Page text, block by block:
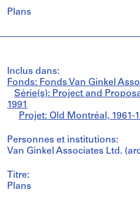
Plans
Inclus dans:
Fonds: Fonds Van Ginkel
Série(s): Project and
1991
Projet: Old Montréal, 1961-
Personnes et institutions:
Van Ginkel Associates Ltd.
Titre:
Plans